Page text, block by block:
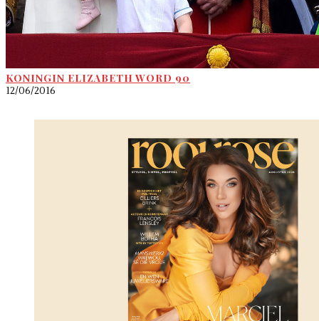
KONINGIN ELIZABETH WORD 90
12/06/2016